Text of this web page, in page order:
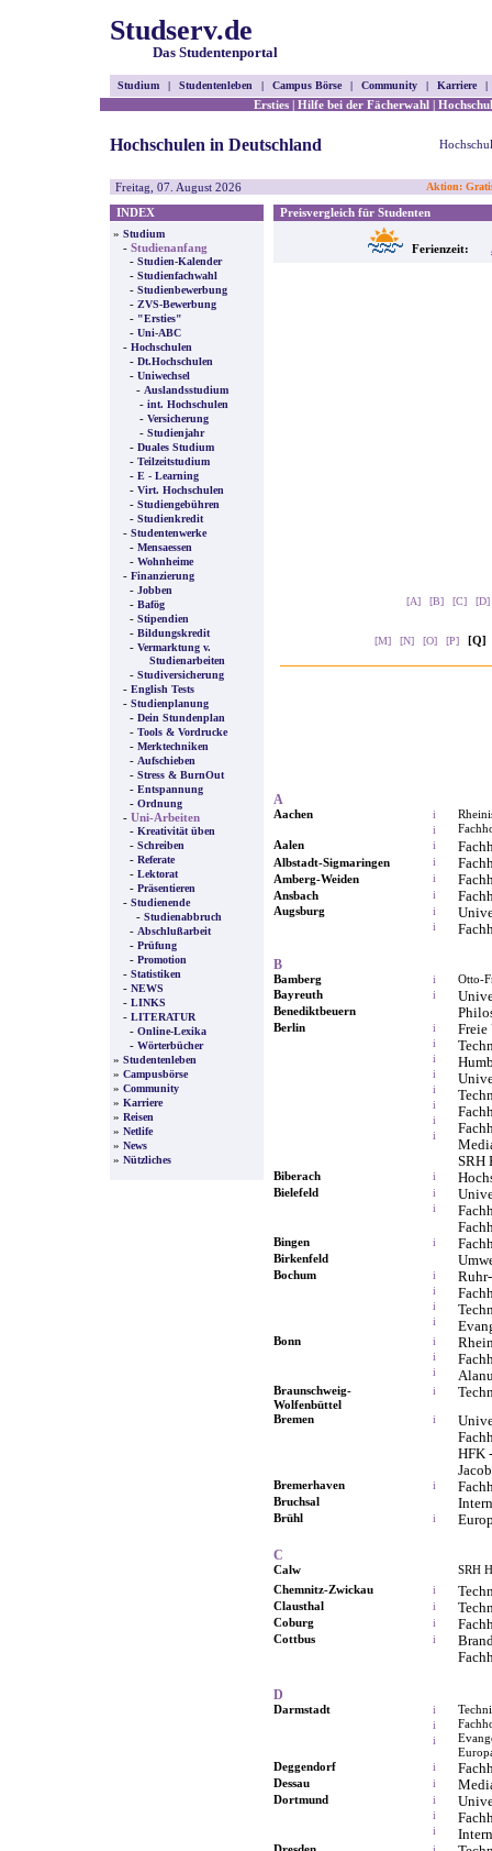
Studserv.de
Das Studentenportal
Studium | Studentenleben | Campus Börse | Community | Karriere |
Ersties |Hilfe bei der Fächerwahl |
Hochschulen in Deutschland
Freitag, 07. August 2026 Aktion:
INDEX
» Studium
- Studienanfang
- Studien-Kalender
- Studienfachwahl
- Studienbewerbung
- ZVS-Bewerbung
- "Ersties"
- Uni-ABC
- Hochschulen
- Dt.Hochschulen
- Uniwechsel
- Auslandsstudium
- int. Hochschulen
- Versicherung
- Studienjahr
- Duales Studium
- Teilzeitstudium
- E - Learning
- Virt. Hochschulen
- Studiengebühren
- Studienkredit
- Studentenwerke
- Mensaessen
- Wohnheime
- Finanzierung
- Jobben
- Bafög
- Stipendien
- Bildungskredit
- Vermarktung v.
Studienarbeiten
- Studiversicherung
- English Tests
- Studienplanung
- Dein Stundenplan
- Tools & Vordrucke
- Merktechniken
- Aufschieben
- Stress & BurnOut
- Entspannung
- Ordnung
- Uni-Arbeiten
- Kreativität üben
- Schreiben
- Referate
- Lektorat
- Präsentieren
- Studienende
- Studienabbruch
- Abschlußarbeit
- Prüfung
- Promotion
- Statistiken
- NEWS
- LINKS
- LITERATUR
- Online-Lexika
- Wörterbücher
» Studentenleben
» Campusbörse
» Community
» Karriere
» Reisen
» Netlife
» News
» Nützliches
Preisvergleich für Studenten
Ferienzeit:
[A] [B] [C] [D]
[M] [N] [O] [P] [Q]
A
Aachen
i
i
Aalen
i
Albstadt-Sigmaringen i
Amberg-Weiden i
Ansbach i
Augsburg
i
i
B
Bamberg i
Otto-
Bayreuth
i
Benediktbeuern
Berlin
i
i
i
i
i
i
i
i
Freie
SRH
Biberach i
Bielefeld
i
i
Bingen i
Birkenfeld
Bochum
i
i
i
i
Bonn
i
i
i
Braunschweig-
Wolfenbüttel
i
Bremen i
HFK
Bremerhaven i
Bruchsal
Brühl i
C
Calw
SRH
Chemnitz-Zwickau
i
Clausthal i
Coburg i
Cottbus i
D
Darmstadt
i
i
i
Deggendorf
i
Dessau i
Dortmund
i
i
i